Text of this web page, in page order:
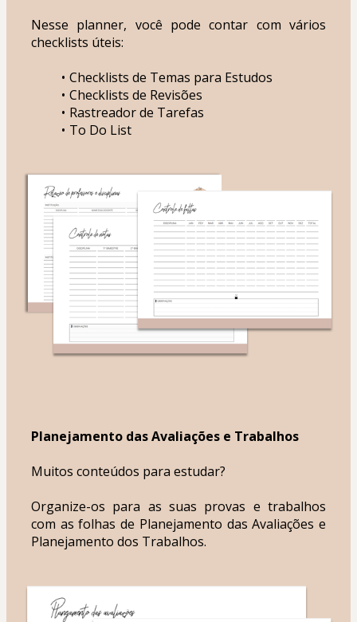
Nesse planner, você pode contar com vários
checklists úteis:
Checklists de Temas para Estudos
Checklists de Revisões
Rastreador de Tarefas
To Do List
Planejamento das Avaliações e Trabalhos
Muitos conteúdos para estudar?
Organize-os para as suas provas e trabalhos
com as folhas de Planejamento das Avaliações e
Planejamento dos Trabalhos.